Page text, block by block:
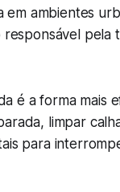
ambientes
pela
é a forma mais
limpar
para